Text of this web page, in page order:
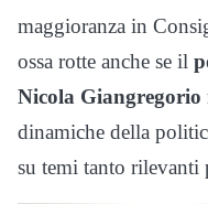
maggioranza in
ossa rotte anche se il
Nicola Giangregorio
dinamiche della
su temi tanto rilevanti